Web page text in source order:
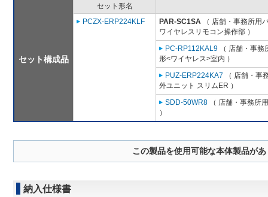
セット構成品
セット形名
PCZX-ERP224KLF
PAR-SC1SA （ 店舗・事務所用
ワイヤレスリモコン操作部 ）
PC-RP112KAL9 （ 店舗・事
形<ワイヤレス>室内 ）
PUZ-ERP224KA7 （ 店舗・事
外ユニット スリムER ）
SDD-50WR8 （ 店舗・事務所
）
この製品を使用可能な本体製品が
納入仕様書